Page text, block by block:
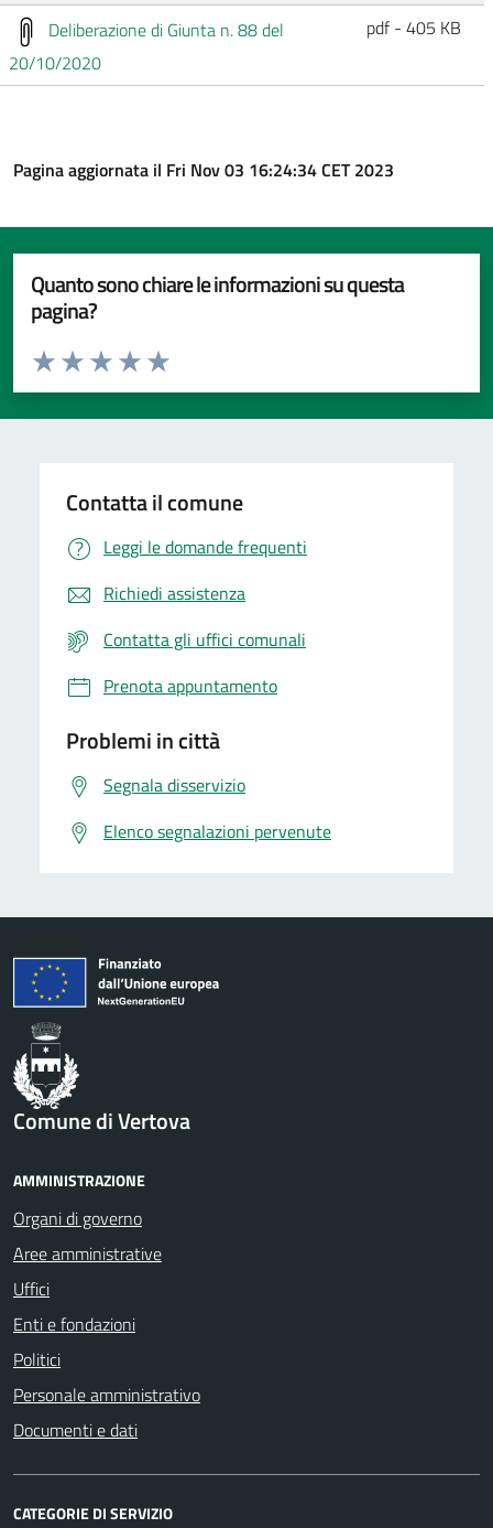
Deliberazione di Giunta n. 88 del
20/10/2020
pdf - 405 KB
Pagina aggiornata il Fri Nov 03 16:24:34 CET 2023
Quanto sono chiare le informazioni su questa
pagina?
Valuta da 1 a 5 stelle la pagina
Valuta 5 stelle su 5
Valuta 4 stelle su 5
Valuta 3 stelle su 5
Valuta 2 stelle su 5
Valuta 1 stelle su 5
Contatta il comune
Leggi le domande frequenti
Richiedi assistenza
Contatta gli uffici comunali
Prenota appuntamento
Problemi in città
Segnala disservizio
Elenco segnalazioni pervenute
Comune di Vertova
AMMINISTRAZIONE
Organi di governo
Aree amministrative
Uffici
Enti e fondazioni
Politici
Personale amministrativo
Documenti e dati
CATEGORIE DI SERVIZIO